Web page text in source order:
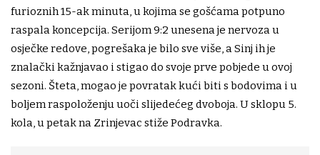
furioznih 15-ak minuta, u kojima se gošćama potpuno
raspala koncepcija. Serijom 9:2 unesena je nervoza u
osječke redove, pogrešaka je bilo sve više, a Sinj ih je
znalački kažnjavao i stigao do svoje prve pobjede u ovoj
sezoni. Šteta, mogao je povratak kući biti s bodovima i u
boljem raspoloženju uoči slijedećeg dvoboja. U sklopu 5.
kola, u petak na Zrinjevac stiže Podravka.